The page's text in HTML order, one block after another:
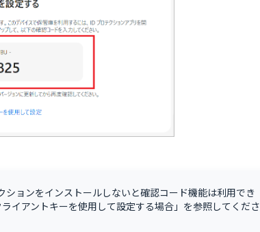
ションをインストールしないと確認コード機能は利用でき
イアントキーを使用して設定する場合」を参照してくださ